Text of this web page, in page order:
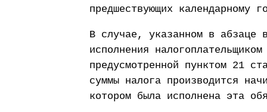
предшествующих календарному
В случае, указанном в абзаце
исполнения
предусмотренной пунктом 21
суммы налога производится
котором была исполнена эта